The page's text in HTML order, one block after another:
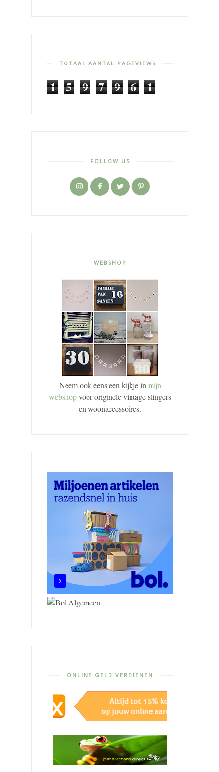
TOTAAL AANTAL PAGEVIEWS
1 5 9 7 9 6 1
FOLLOW US
WEBSHOP
Neem ook eens een kijkje in mijn
webshopvoor originele vintage slingers
en woonaccessoires.
ONLINE GELD VERDIENEN